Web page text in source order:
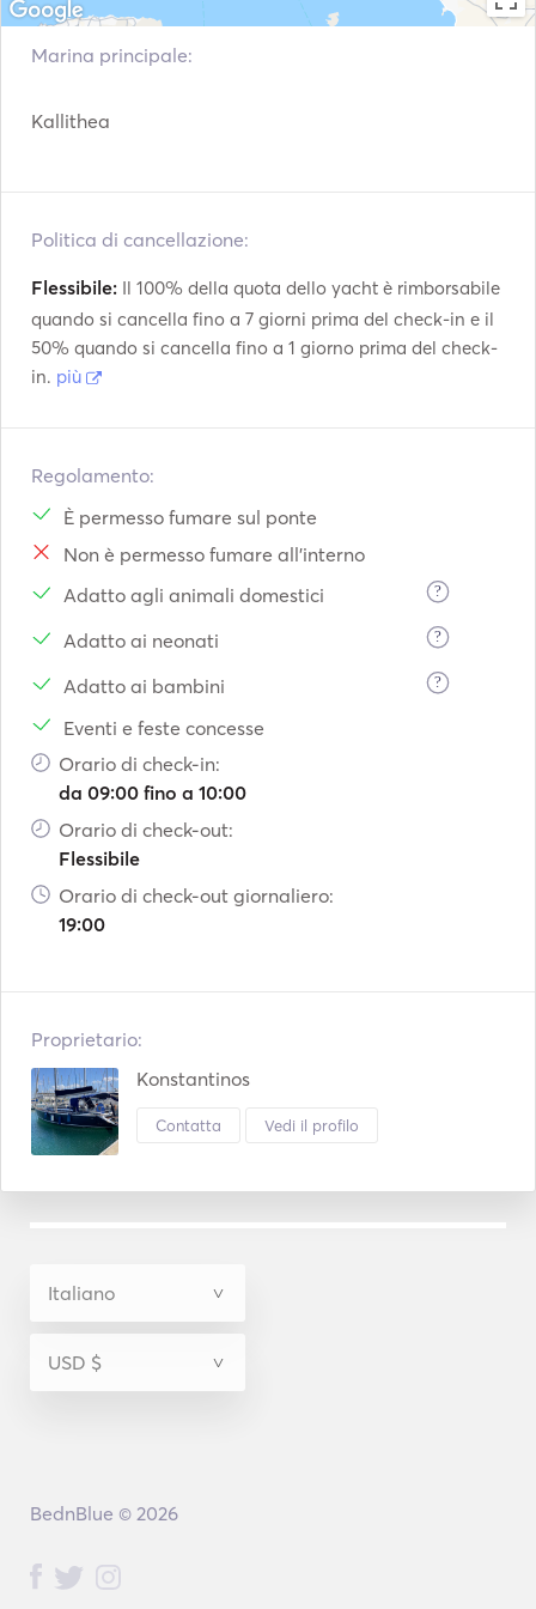
Marina principale:
Kallithea
Politica di cancellazione:
Flessibile: Il 100% della quota dello yacht è rimborsabile
quando si cancella fino a 7 giorni prima del check-in e il
50% quando si cancella fino a 1 giorno prima del check-
in. più
Regolamento:
È permesso fumare sul ponte
Non è permesso fumare all'interno
Adatto agli animali domestici
?
Adatto ai neonati ?
Adatto ai bambini ?
Eventi e feste concesse
Orario di check-in:
da 09:00 fino a 10:00
Orario di check-out:
Flessibile
Orario di check-out giornaliero:
19:00
Proprietario:
Konstantinos
Contatta Vedi il profilo
BednBlue © 2026